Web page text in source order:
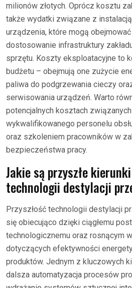
milionów złotych. Oprócz kosztu
także wydatki związane z
urządzenia, które mogą
dostosowanie infrastruktury
sprzętu. Koszty eksploatacyjne to
budżetu – obejmują one zużycie
paliwa do podgrzewania cieczy
serwisowania urządzeń. Warto
potencjalnych kosztach
wykwalifikowanego personelu
oraz szkoleniem pracowników w
bezpieczeństwa pracy.
Jakie są przyszłe
technologii destylacji
Przyszłość technologii destylacji
się obiecująco dzięki ciągłemu
technologicznemu oraz rosnącym
dotyczących efektywności
produktów. Jednym z kluczowych
dalsza automatyzacja procesów